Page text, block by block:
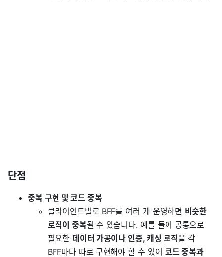
단점
중복 구현 및 코드 중복
클라이언트별로 BFF를 여러 개 운영하면 비슷한
로직이 중복될 수 있습니다. 예를 들어 공통으로
필요한 데이터 가공이나 인증, 캐싱 로직을 각
BFF마다 따로 구현해야 할 수 있어 코드 중복과